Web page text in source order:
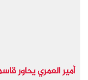
أمير العمري يحاور